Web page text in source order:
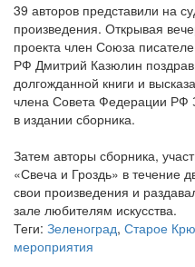
39 авторов представили на
произведения. Открывая
проекта член Союза
РФ Дмитрий Казюлин
долгожданной книги и
члена Совета Федерации РФ
в издании сборника.
Затем авторы сборника,
«Свеча и Гроздь» в течение
свои произведения и
зале любителям искусства.
Теги: Зеленоград, Старое
мероприятия